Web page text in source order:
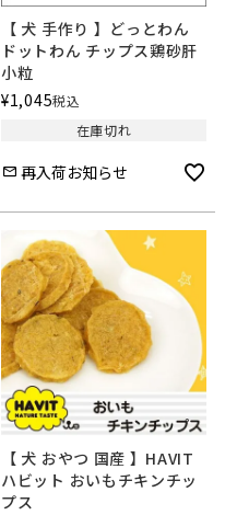
【 犬 手作り 】どっとわん
ドットわん チップス鶏砂肝
小粒
¥1,045税込
在庫切れ
再入荷お知らせ
【 犬 おやつ 国産 】HAVIT
ハビット おいもチキンチッ
プス